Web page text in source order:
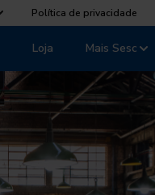
Política de privacidade
Loja Mais Sesc